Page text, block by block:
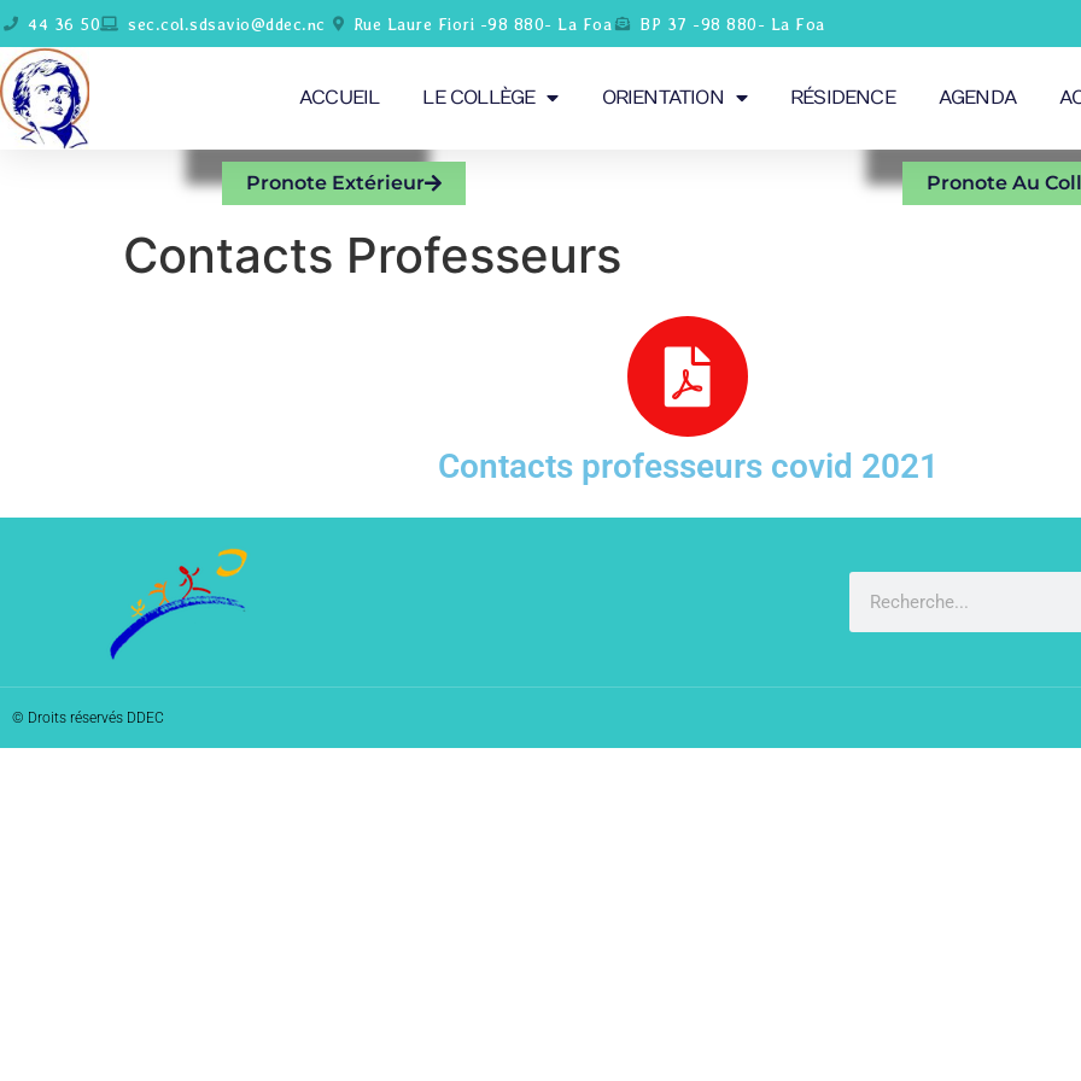
44 36 50 sec.col.sdsavio@ddec.nc Rue Laure Fiori -98 880- La Foa BP 37 -98 880- La Foa
ACCUEIL LE COLLÈGE ORIENTATION RÉSIDENCE AGENDA
Pronote Extérieur Pronote Au
Contacts Professeurs
Contacts professeurs covid 2021
© Droits réservés DDEC